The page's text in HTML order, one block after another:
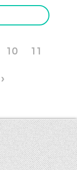
10 11
›